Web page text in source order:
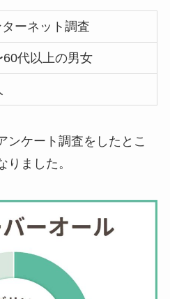
ターネット調査
60代以上の男女
ンケート調査をしたとこ
りました。